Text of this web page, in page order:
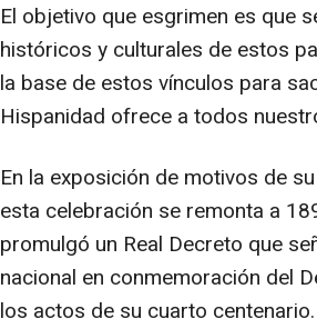
El objetivo que esgrimen es que
históricos y culturales de estos
la base de estos vínculos para
Hispanidad ofrece a todos
En la exposición de motivos de
esta celebración se remonta a
promulgó un Real Decreto que
nacional en conmemoración del
los actos de su cuarto centenario.